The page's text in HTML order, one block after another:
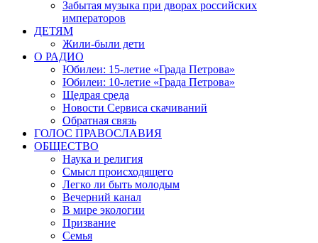
Забытая музыка при дворах российских
императоров
ДЕТЯМ
Жили-были дети
О РАДИО
Юбилеи: 15-летие «Града Петрова»
Юбилеи: 10-летие «Града Петрова»
Щедрая среда
Новости Сервиса скачиваний
Обратная связь
ГОЛОС ПРАВОСЛАВИЯ
ОБЩЕСТВО
Наука и религия
Смысл происходящего
Легко ли быть молодым
Вечерний канал
В мире экологии
Призвание
Семья